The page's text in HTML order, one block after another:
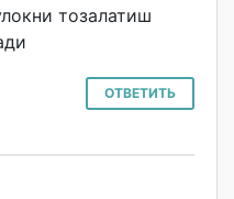
тозалатиш
ОТВЕТИТЬ